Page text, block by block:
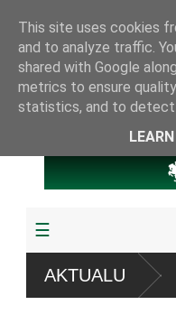
AKTUALU
This site uses cookies
and to analyze traffic.
shared with Google
metrics to ensure
statistics, and to detect